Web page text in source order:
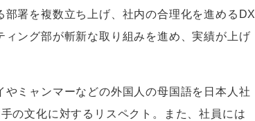
署を複数立ち上げ、社内の合理化を進める DX
ング部が斬新な取り組みを進め、実績が上げ
ミャンマーなどの外国人の母国語を日本人社
の文化に対するリスペクト。また、社員には